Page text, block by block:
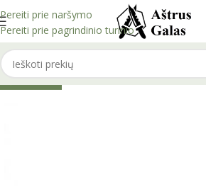
Pereiti prie naršymo
Pereiti prie pagrindinio turinio